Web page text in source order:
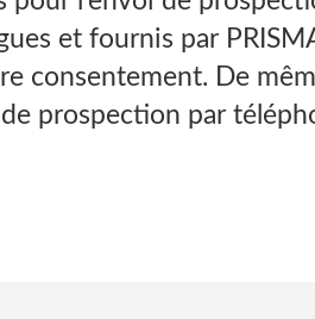
et fournis par
consentement. De
prospection par